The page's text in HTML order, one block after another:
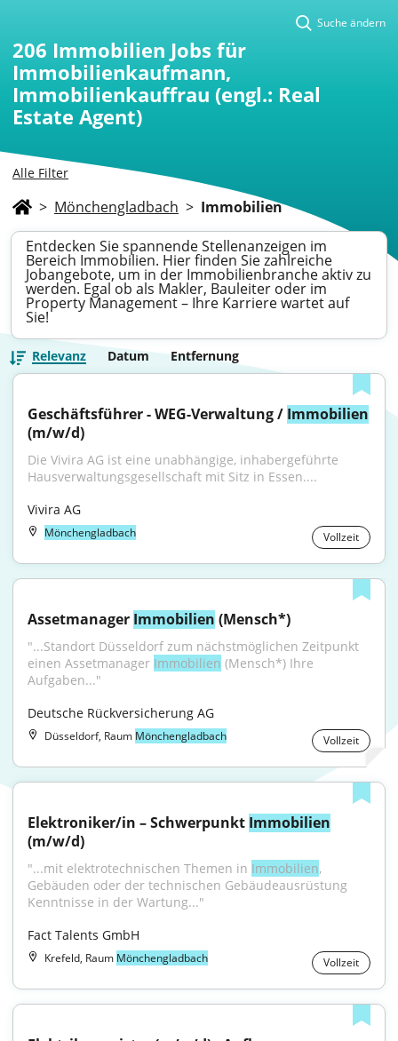
Alle Filter
Suche ändern
206 Immobilien Jobs für
Immobilienkaufmann,
Immobilienkauffrau (engl.: Real
Estate Agent)
> Mönchengladbach > Immobilien
Entdecken Sie spannende Stellenanzeigen im
Bereich Immobilien. Hier finden Sie zahlreiche
Jobangebote, um in der Immobilienbranche aktiv zu
werden. Egal ob als Makler, Bauleiter oder im
Property Management – Ihre Karriere wartet auf
Sie!
Relevanz Datum Entfernung
Geschäftsführer - WEG-Verwaltung / Immobilien
(m/w/d)
Die Vivira AG ist eine unabhängige, inhabergeführte
Hausverwaltungsgesellschaft mit Sitz in Essen....
Vivira AG
Mönchengladbach Vollzeit
Assetmanager Immobilien (Mensch*)
"...Standort Düsseldorf zum nächstmöglichen Zeitpunkt
einen Assetmanager Immobilien (Mensch*) Ihre
Aufgaben..."
Deutsche Rückversicherung AG
Düsseldorf, Raum Mönchengladbach Vollzeit
Elektroniker/in – Schwerpunkt Immobilien
(m/w/d)
"...mit elektrotechnischen Themen in Immobilien,
Gebäuden oder der technischen Gebäudeausrüstung
Kenntnisse in der Wartung..."
Fact Talents GmbH
Krefeld, Raum Mönchengladbach Vollzeit